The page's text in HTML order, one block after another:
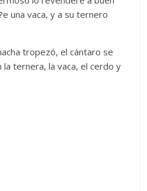
una vaca, y a su ternero
tropezó, el cántaro se
ternera, la vaca, el cerdo y